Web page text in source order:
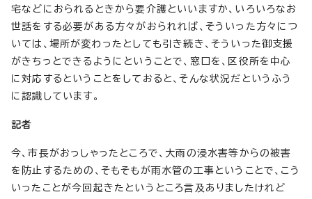
宅などにおられるときから要介護といいますか、いろいろなお
世話をする必要がある方々がおられれば、そういった方々につ
いては、場所が変わったとしても引き続き、そういった御支援
がきちっとできるようにということで、窓口を、区役所を中心
に対応するということをしておると、そんな状況だというふう
に認識しています。
記者
今、市長がおっしゃったところで、大雨の浸水害等からの被害
を防止するための、そもそもが雨水管の工事ということで、こう
いったことが今回起きたというところ言及ありましたけれど